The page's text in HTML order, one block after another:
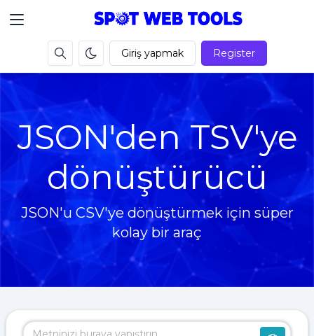
Giriş yapmak Register
JSON'den TSV'ye
dönüştürücü
JSON'u CSV'ye dönüştürmek için süper
kolay bir araç